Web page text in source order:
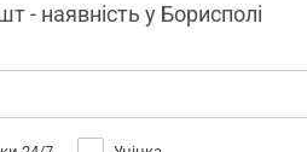
- наявність у Борисполі